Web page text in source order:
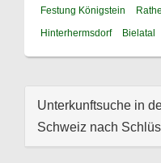
Festung Königstein
Hinterhermsdorf
Bielatal
Unterkunftsuche in
Schweiz nach